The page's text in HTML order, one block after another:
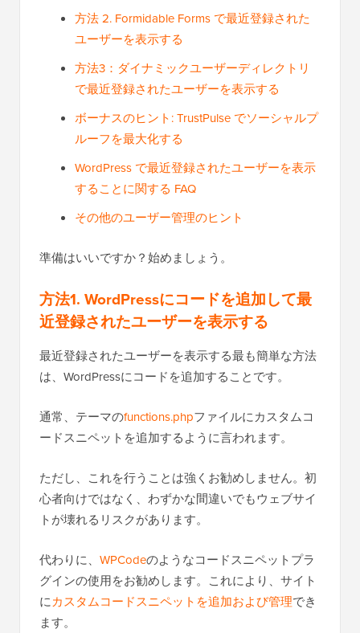
方法 2. Formidable Forms で最近登録された
ユーザーを表示する
方法3：ダイナミックユーザーディレクトリ
で最近登録されたユーザーを表示する
ボーナスのヒント: TrustPulse でソーシャルプ
ルーフを最大化する
WordPress で最近登録されたユーザーを表示
することに関する FAQ
その他のユーザー管理のヒント
準備はいいですか？始めましょう。
方法1. WordPressにコードを追加して最
近登録されたユーザーを表示する
最近登録されたユーザーを表示する最も簡単な方法
は、WordPressにコードを追加することです。
通常、テーマのfunctions.phpファイルにカスタムコ
ードスニペットを追加するように言われます。
ただし、これを行うことは強くお勧めしません。初
心者向けではなく、わずかな間違いでもウェブサイ
トが壊れるリスクがあります。
代わりに、 WPCodeのようなコードスニペットプラ
グインの使用をお勧めします。これにより、サイト
にカスタムコードスニペットを追加および管理でき
ます。